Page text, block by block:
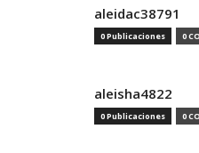
aleidac38791
0 Publicaciones 0
aleisha4822
0 Publicaciones 0